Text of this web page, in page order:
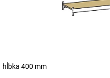
hĺbka 400 mm